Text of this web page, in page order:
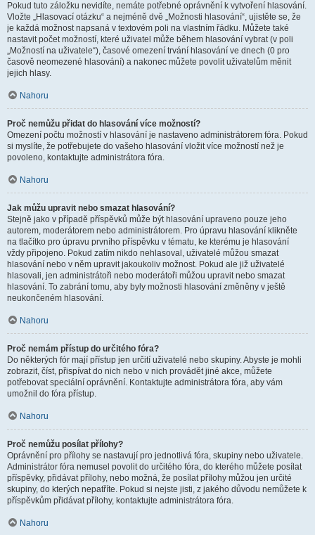
Pokud tuto záložku nevidíte, nemáte potřebné oprávnění k vytvoření hlasování.
Vložte „Hlasovací otázku“ a nejméně dvě „Možnosti hlasování“, ujistěte se, že
je každá možnost napsaná v textovém poli na vlastním řádku. Můžete také
nastavit počet možností, které uživatel může během hlasování vybrat (v poli
„Možností na uživatele“), časové omezení trvání hlasování ve dnech (0 pro
časově neomezené hlasování) a nakonec můžete povolit uživatelům měnit
jejich hlasy.
Nahoru
Proč nemůžu přidat do hlasování více možností?
Omezení počtu možností v hlasování je nastaveno administrátorem fóra. Pokud
si myslíte, že potřebujete do vašeho hlasování vložit více možností než je
povoleno, kontaktujte administrátora fóra.
Nahoru
Jak můžu upravit nebo smazat hlasování?
Stejně jako v případě příspěvků může být hlasování upraveno pouze jeho
autorem, moderátorem nebo administrátorem. Pro úpravu hlasování klikněte
na tlačítko pro úpravu prvního příspěvku v tématu, ke kterému je hlasování
vždy připojeno. Pokud zatím nikdo nehlasoval, uživatelé můžou smazat
hlasování nebo v něm upravit jakoukoliv možnost. Pokud ale již uživatelé
hlasovali, jen administrátoři nebo moderátoři můžou upravit nebo smazat
hlasování. To zabrání tomu, aby byly možnosti hlasování změněny v ještě
neukončeném hlasování.
Nahoru
Proč nemám přístup do určitého fóra?
Do některých fór mají přístup jen určití uživatelé nebo skupiny. Abyste je mohli
zobrazit, číst, přispívat do nich nebo v nich provádět jiné akce, můžete
potřebovat speciální oprávnění. Kontaktujte administrátora fóra, aby vám
umožnil do fóra přístup.
Nahoru
Proč nemůžu posílat přílohy?
Oprávnění pro přílohy se nastavují pro jednotlivá fóra, skupiny nebo uživatele.
Administrátor fóra nemusel povolit do určitého fóra, do kterého můžete posílat
příspěvky, přidávat přílohy, nebo možná, že posílat přílohy můžou jen určité
skupiny, do kterých nepatříte. Pokud si nejste jisti, z jakého důvodu nemůžete k
příspěvkům přidávat přílohy, kontaktujte administrátora fóra.
Nahoru